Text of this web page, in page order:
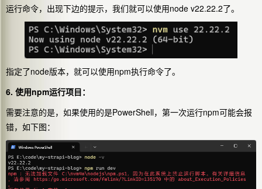
运行命令，出现下边的提示，我们就可以使用node v22.22.2了。
指定了node版本，就可以使用npm执行命令了。
6. 使用npm运行项目：
需要注意的是，如果使用的是PowerShell，第一次运行npm可能会报
错，如下图：